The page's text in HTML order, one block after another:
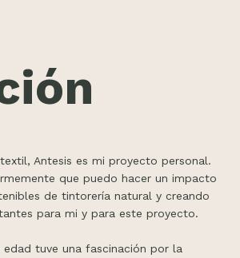
Antesis es mi proyecto personal.
que puedo hacer un impacto
de tintorería natural y creando
para mi y para este proyecto.
tuve una fascinación por la